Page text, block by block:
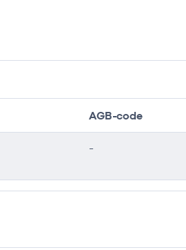
AGB-code
-